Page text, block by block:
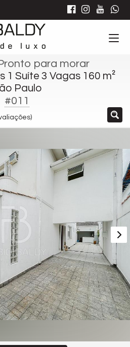
para morar
1 Suíte 3 Vagas 160 m²
Paulo
#011